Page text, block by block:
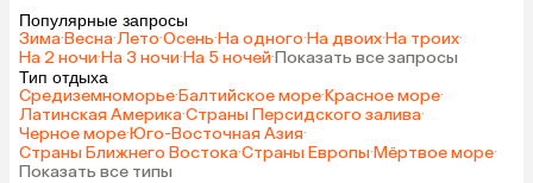
Популярные запросы
Зима·Весна·Лето·Осень·На одного·На двоих·На троих·
На 2 ночи·На 3 ночи·На 5 ночей·Показать все запросы
Тип отдыха
Средиземноморье·Балтийское море·Красное море·
Латинская Америка·Страны Персидского залива·
Черное море·Юго-Восточная Азия·
Страны Ближнего Востока·Страны Европы·Мёртвое море·
Показать все типы